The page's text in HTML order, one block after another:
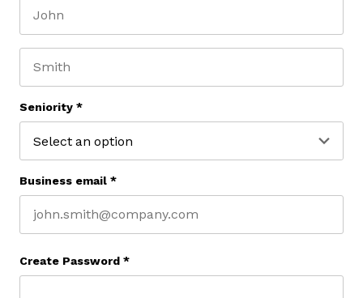
Seniority *
Business email *
Create Password *